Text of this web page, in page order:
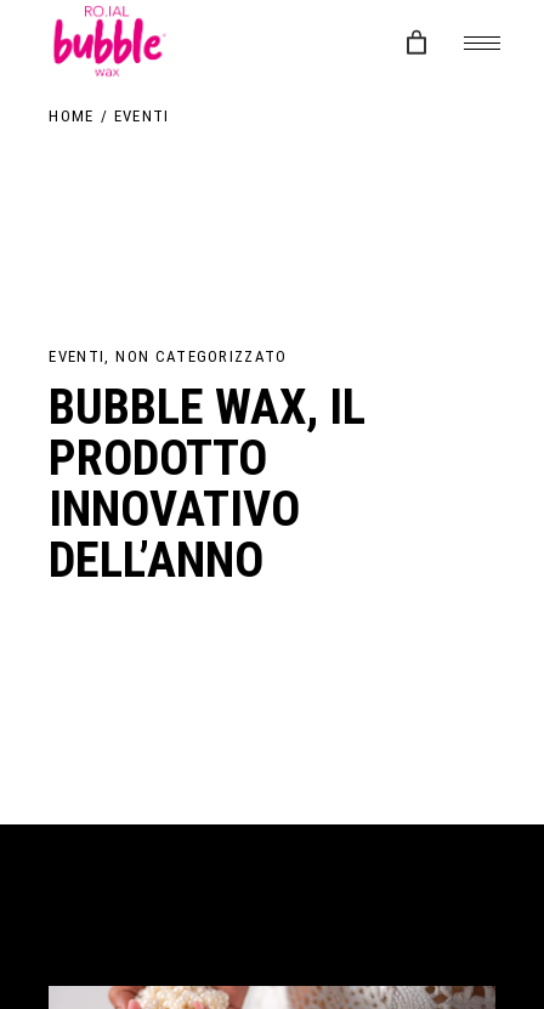
content
HOME EVENTI
EVENTI NON CATEGORIZZATO
BUBBLE WAX, IL
PRODOTTO
INNOVATIVO
DELL’ANNO